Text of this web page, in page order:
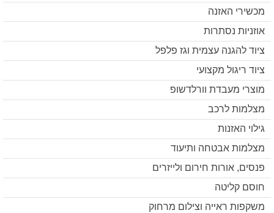
מכשירי האזנה
אוזניות נסתרות
ציוד להגנה עצמית וגז פלפל
ציוד ריגול מקצועי
מוצרי מעבדת וורלדשופ
מצלמות לרכב
גילוי האזנות
מצלמות אבטחה ותיעוד
פנסים, אורות חירום ולייזרים
חוסם קליטה
משקפות ראייה וצילום מרחוק